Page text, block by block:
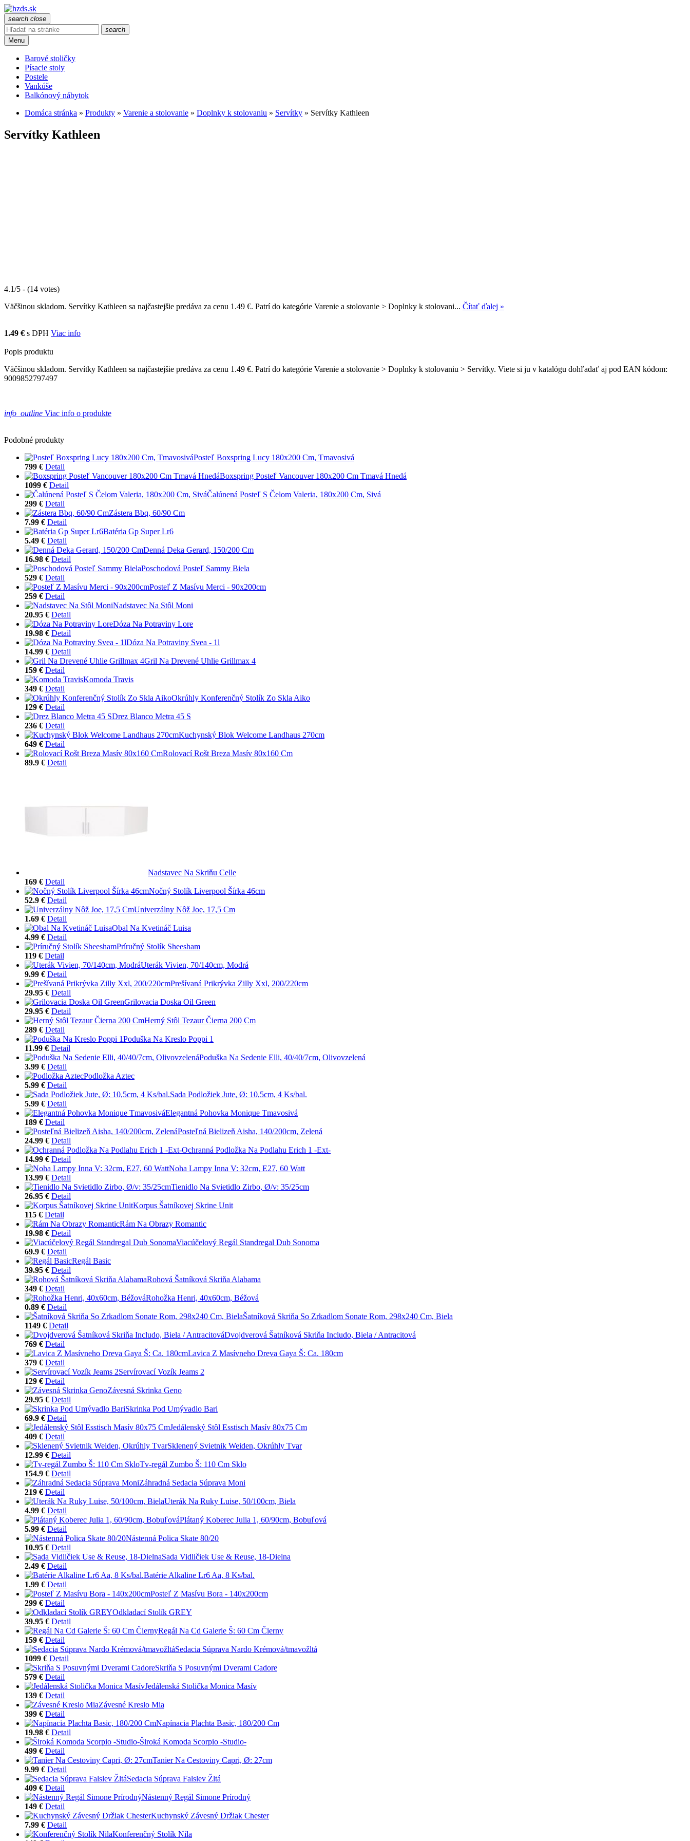
search close
search
Menu
Barové stoličky
Písacie stoly
Postele
Vankúše
Balkónový nábytok
Domáca stránka » Produkty » Varenie a stolovanie » Doplnky k stolovaniu » Servítky » Servítky Kathleen
Servítky Kathleen
4.1/5 - (14 votes)
Väčšinou skladom. Servítky Kathleen sa najčastejšie predáva za cenu 1.49 €. Patrí do kategórie Varenie a stolovanie > Doplnky k stolovani... Čítať ďalej »
1.49 € s DPH Viac info
Popis produktu
Väčšinou skladom. Servítky Kathleen sa najčastejšie predáva za cenu 1.49 €. Patrí do kategórie Varenie a stolovanie > Doplnky k stolovaniu > Servítky. Viete si ju v katalógu dohľadať aj pod EAN kódom:
9009852797497
info_outline Viac info o produkte
Podobné produkty
Posteľ Boxspring Lucy 180x200 Cm, Tmavosivá
799 € Detail
Boxspring Posteľ Vancouver 180x200 Cm Tmavá Hnedá
1099 € Detail
Čalúnená Posteľ S Čelom Valeria, 180x200 Cm, Sivá
299 € Detail
Zástera Bbq, 60/90 Cm
7.99 € Detail
Batéria Gp Super Lr6
5.49 € Detail
Denná Deka Gerard, 150/200 Cm
16.98 € Detail
Poschodová Posteľ Sammy Biela
529 € Detail
Posteľ Z Masívu Merci - 90x200cm
259 € Detail
Nadstavec Na Stôl Moni
20.95 € Detail
Dóza Na Potraviny Lore
19.98 € Detail
Dóza Na Potraviny Svea - 1l
14.99 € Detail
Gril Na Drevené Uhlie Grillmax 4
159 € Detail
Komoda Travis
349 € Detail
Okrúhly Konferenčný Stolík Zo Skla Aiko
129 € Detail
Drez Blanco Metra 45 S
236 € Detail
Kuchynský Blok Welcome Landhaus 270cm
649 € Detail
Rolovací Rošt Breza Masív 80x160 Cm
89.9 € Detail
Nadstavec Na Skriňu Celle
169 € Detail
Nočný Stolík Liverpool Šírka 46cm
52.9 € Detail
Univerzálny Nôž Joe, 17,5 Cm
1.69 € Detail
Obal Na Kvetináč Luisa
4.99 € Detail
Príručný Stolík Sheesham
119 € Detail
Uterák Vivien, 70/140cm, Modrá
9.99 € Detail
Prešívaná Prikrývka Zilly Xxl, 200/220cm
29.95 € Detail
Grilovacia Doska Oil Green
29.95 € Detail
Herný Stôl Tezaur Čierna 200 Cm
289 € Detail
Poduška Na Kreslo Poppi 1
11.99 € Detail
Poduška Na Sedenie Elli, 40/40/7cm, Olivovzelená
3.99 € Detail
Podložka Aztec
5.99 € Detail
Sada Podložiek Jute, Ø: 10,5cm, 4 Ks/bal.
5.99 € Detail
Elegantná Pohovka Monique Tmavosivá
189 € Detail
Posteľná Bielizeň Aisha, 140/200cm, Zelená
24.99 € Detail
Ochranná Podložka Na Podlahu Erich 1 -Ext-
14.99 € Detail
Noha Lampy Inna V: 32cm, E27, 60 Watt
13.99 € Detail
Tienidlo Na Svietidlo Zirbo, Ø/v: 35/25cm
26.95 € Detail
Korpus Šatníkovej Skrine Unit
115 € Detail
Rám Na Obrazy Romantic
19.98 € Detail
Viacúčelový Regál Standregal Dub Sonoma
69.9 € Detail
Regál Basic
39.95 € Detail
Rohová Šatníková Skriňa Alabama
349 € Detail
Rohožka Henri, 40x60cm, Béžová
0.89 € Detail
Šatníková Skriňa So Zrkadlom Sonate Rom, 298x240 Cm, Biela
1149 € Detail
Dvojdverová Šatníková Skriňa Includo, Biela / Antracitová
769 € Detail
Lavica Z Masívneho Dreva Gaya Š: Ca. 180cm
379 € Detail
Servírovací Vozík Jeams 2
129 € Detail
Závesná Skrinka Geno
29.95 € Detail
Skrinka Pod Umývadlo Bari
69.9 € Detail
Jedálenský Stôl Esstisch Masív 80x75 Cm
409 € Detail
Sklenený Svietnik Weiden, Okrúhly Tvar
12.99 € Detail
Tv-regál Zumbo Š: 110 Cm Sklo
154.9 € Detail
Záhradná Sedacia Súprava Moni
219 € Detail
Uterák Na Ruky Luise, 50/100cm, Biela
4.99 € Detail
Plátaný Koberec Julia 1, 60/90cm, Bobuľová
5.99 € Detail
Nástenná Polica Skate 80/20
10.95 € Detail
Sada Vidličiek Use & Reuse, 18-Dielna
2.49 € Detail
Batérie Alkaline Lr6 Aa, 8 Ks/bal.
1.99 € Detail
Posteľ Z Masívu Bora - 140x200cm
299 € Detail
Odkladací Stolík GREY
39.95 € Detail
Regál Na Cd Galerie Š: 60 Cm Čierny
159 € Detail
Sedacia Súprava Nardo Krémová/tmavožltá
1099 € Detail
Skriňa S Posuvnými Dverami Cadore
579 € Detail
Jedálenská Stolička Monica Masív
139 € Detail
Závesné Kreslo Mia
399 € Detail
Napínacia Plachta Basic, 180/200 Cm
19.98 € Detail
Široká Komoda Scorpio -Studio-
499 € Detail
Tanier Na Cestoviny Capri, Ø: 27cm
9.99 € Detail
Sedacia Súprava Falslev Žltá
409 € Detail
Nástenný Regál Simone Prírodný
149 € Detail
Kuchynský Závesný Držiak Chester
7.99 € Detail
Konferenčný Stolík Nila